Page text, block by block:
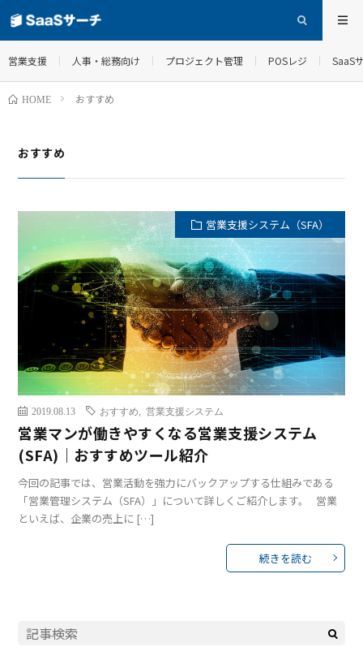
営業支援 人事・総務向け プロジェクト管理 POSレジ SaaS
HOME おすすめ
おすすめ
営業支援システム（SFA）
2019.08.13 おすすめ ,営業支援システム
営業マンが働きやすくなる営業支援システム
(SFA)｜おすすめツール紹介
今回の記事では、営業活動を強力にバックアップする仕組みである
「営業管理システム（SFA）」について詳しくご紹介します。 営業
といえば、企業の売上に […]
続きを読む